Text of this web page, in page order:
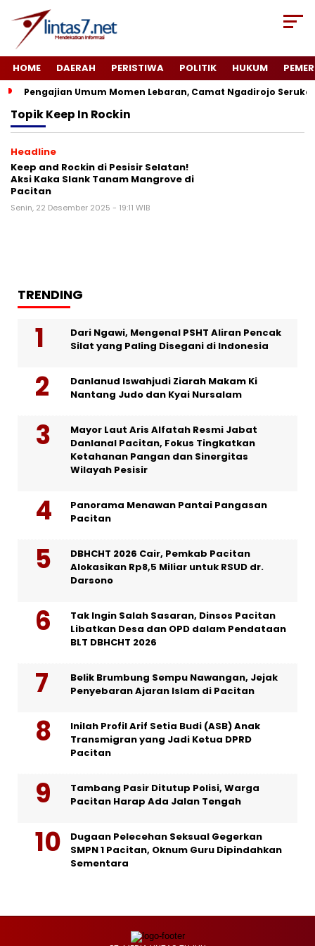
HOME DAERAH PERISTIWA POLITIK HUKUM
Pengajian Umum Momen Lebaran, Camat Ngadirojo
TopikKeep In Rockin
Headline
Keep and Rockin di Pesisir Selatan!
Aksi Kaka Slank Tanam Mangrove di
Pacitan
Senin, 22 Desember 2025 - 19:11 WIB
TRENDING
Dari Ngawi, Mengenal PSHT Aliran Pencak
Silat yang Paling Disegani di Indonesia
Danlanud Iswahjudi Ziarah Makam Ki
Nantang Judo dan Kyai Nursalam
Mayor Laut Aris Alfatah Resmi Jabat
Danlanal Pacitan, Fokus Tingkatkan
Ketahanan Pangan dan Sinergitas
Wilayah Pesisir
Panorama Menawan Pantai Pangasan
Pacitan
DBHCHT 2026 Cair, Pemkab Pacitan
Alokasikan Rp8,5 Miliar untuk RSUD dr.
Darsono
Tak Ingin Salah Sasaran, Dinsos Pacitan
Libatkan Desa dan OPD dalam Pendataan
BLT DBHCHT 2026
Belik Brumbung Sempu Nawangan, Jejak
Penyebaran Ajaran Islam di Pacitan
Inilah Profil Arif Setia Budi (ASB) Anak
Transmigran yang Jadi Ketua DPRD
Pacitan
Tambang Pasir Ditutup Polisi, Warga
Pacitan Harap Ada Jalan Tengah
Dugaan Pelecehan Seksual Gegerkan
SMPN 1 Pacitan, Oknum Guru Dipindahkan
Sementara